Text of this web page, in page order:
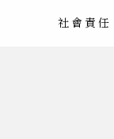
社會責任